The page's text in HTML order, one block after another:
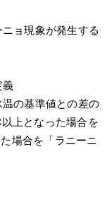
ョ現象が発生する
義
の基準値との差の
上となった場合を
場合を「ラニーニ